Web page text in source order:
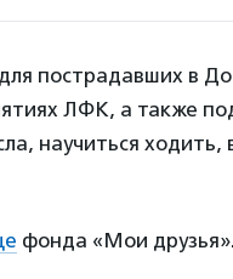
пострадавших в
ЛФК, а также
научиться ходить,
фонда «Мои